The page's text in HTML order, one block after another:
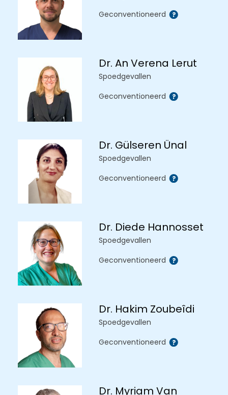
Geconventioneerd
Dr. An Verena Lerut
Spoedgevallen
Geconventioneerd
Dr. Gülseren Ünal
Spoedgevallen
Geconventioneerd
Dr. Diede Hannosset
Spoedgevallen
Geconventioneerd
Dr. Hakim Zoubeîdi
Spoedgevallen
Geconventioneerd
Dr. Myriam Van